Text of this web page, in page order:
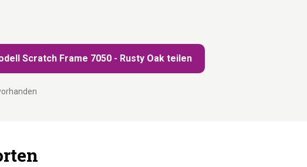
Scratch Frame 7050 - Rusty Oak teilen